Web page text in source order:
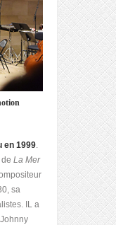
en 1999.
La Mer
sa
IL a